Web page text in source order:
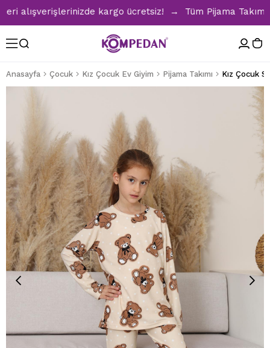
alışverişlerinizde kargo ücretsiz! → Tüm Pijama
Anasayfa Çocuk Kız Çocuk Ev Giyim Pijama Takımı Kız Çocuk